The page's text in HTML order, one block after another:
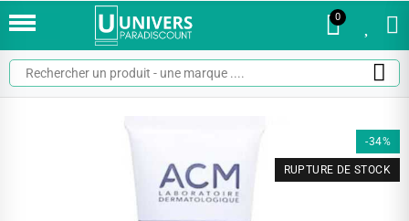
0
-34%
RUPTURE DE STOCK